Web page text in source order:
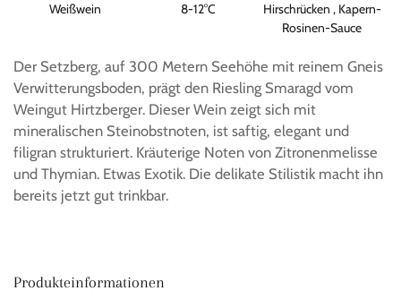
Weißwein
8-12°C
Hirschrücken , Kapern-
Rosinen-Sauce
Der Setzberg, auf 300 Metern Seehöhe mit reinem Gneis
Verwitterungsboden, prägt den Riesling Smaragd vom
Weingut Hirtzberger. Dieser Wein zeigt sich mit
mineralischen Steinobstnoten, ist saftig, elegant und
filigran strukturiert. Kräuterige Noten von Zitronenmelisse
und Thymian. Etwas Exotik. Die delikate Stilistik macht ihn
bereits jetzt gut trinkbar.
Produkteinformationen